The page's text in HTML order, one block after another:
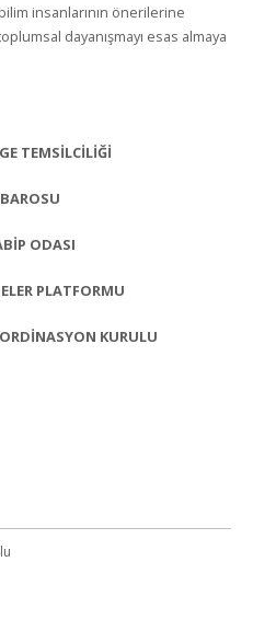
insanlarının önerilerine
dayanışmayı esas almaya
TEMSİLCİLİĞİ
ODASI
PLATFORMU
KURULU